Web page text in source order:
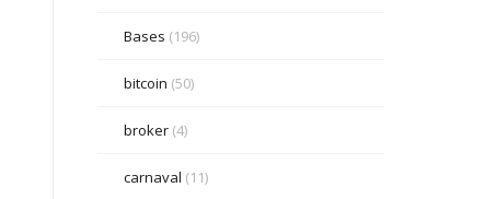
Bases (196)
bitcoin (50)
broker(4)
carnaval (11)